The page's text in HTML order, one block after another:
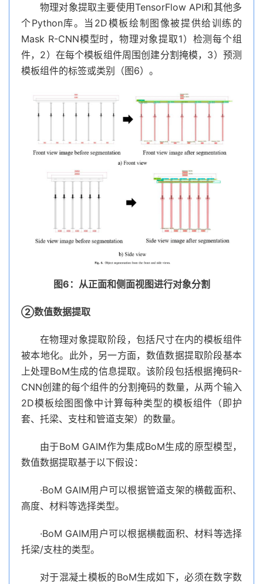
物理对象提取主要使用TensorFlow API和其他多
个Python库。当2D模板绘制图像被提供给训练的
Mask R-CNN模型时，物理对象提取1）检测每个组
件，2）在每个模板组件周围创建分割掩模，3）预测
模板组件的标签或类别（图6）。
图6：从正面和侧面视图进行对象分割
②数值数据提取
在物理对象提取阶段，包括尺寸在内的模板组件
被本地化。此外，另一方面，数值数据提取阶段基本
上处理BoM生成的信息提取。该阶段包括根据掩码R-
CNN创建的每个组件的分割掩码的数量，从两个输入
2D模板绘图图像中计算每种类型的模板组件（即护
套、托梁、支柱和管道支架）的数量。
由于BoM GAIM作为集成BoM生成的原型模型，
数值数据提取基于以下假设：
·BoM GAIM用户可以根据管道支架的横截面积、
高度、材料等选择类型。
·BoM GAIM用户可以根据横截面积、材料等选择
托梁/支柱的类型。
对于混凝土模板的BoM生成如下，必须在数字数